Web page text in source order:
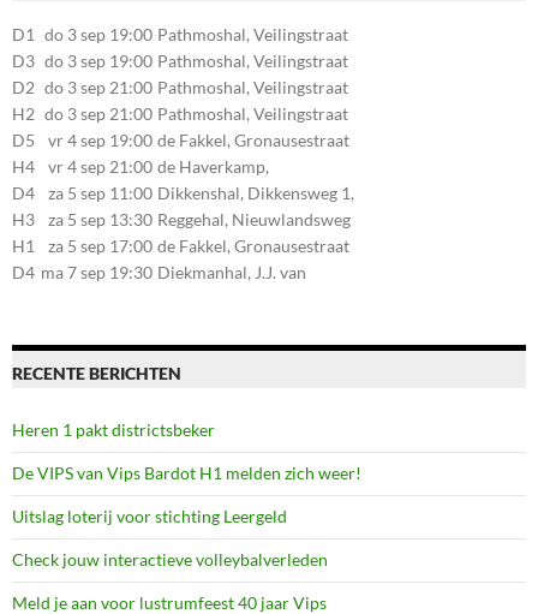
D1 do 3 sep 19:00 Pathmoshal, Veilingstraat
20, 7545LZ Enschede
D3 do 3 sep 19:00 Pathmoshal, Veilingstraat
20, 7545LZ Enschede
D2 do 3 sep 21:00 Pathmoshal, Veilingstraat
20, 7545LZ Enschede
H2 do 3 sep 21:00 Pathmoshal, Veilingstraat
20, 7545LZ Enschede
D5 vr 4 sep 19:00 de Fakkel, Gronausestraat
107, 7581CE Losser
H4 vr 4 sep 21:00 de Haverkamp,
Stationsstraat 30, 7475AM
Markelo
D4 za 5 sep 11:00 Dikkenshal, Dikkensweg 1,
7641CC Wierden
H3 za 5 sep 13:30 Reggehal, Nieuwlandsweg
1, 7461VP Rijssen
H1 za 5 sep 17:00 de Fakkel, Gronausestraat
107, 7581CE Losser
D4 ma 7 sep 19:30 Diekmanhal, J.J. van
RECENTE BERICHTEN
Heren 1 pakt districtsbeker
De VIPS van Vips Bardot H1 melden zich weer!
Uitslag loterij voor stichting Leergeld
Check jouw interactieve volleybalverleden
Meld je aan voor lustrumfeest 40 jaar Vips